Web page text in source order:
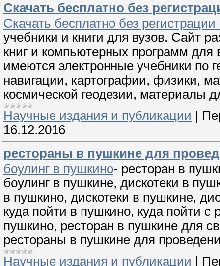
Скачать бесплатно без
Скачать бесплатно без
учебники и книги для вузов. Сайт
книг и компьютерных программ
имеются электронные учебники по
навигации, картографии, физики,
космической геодезии, материалы
Научные издания и публикации
16.12.2016
рестораны в пушкине для
боулинг в пушкино- ресторан в
боулинг в пушкине, дискотеки в
в пушкино, дискотеки в пушкине,
куда пойти в пушкино, куда пойти
пушкино, ресторан в пушкине для
рестораны в пушкине для
Научные издания и публикации |